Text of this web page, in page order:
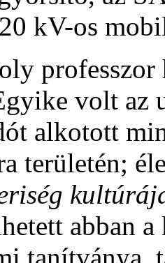
kV-os
professzor
volt az
alkotott
területén;
abban
tanítványa,